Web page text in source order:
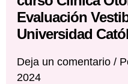
Evaluación
Universidad
Deja un comentario /
2024